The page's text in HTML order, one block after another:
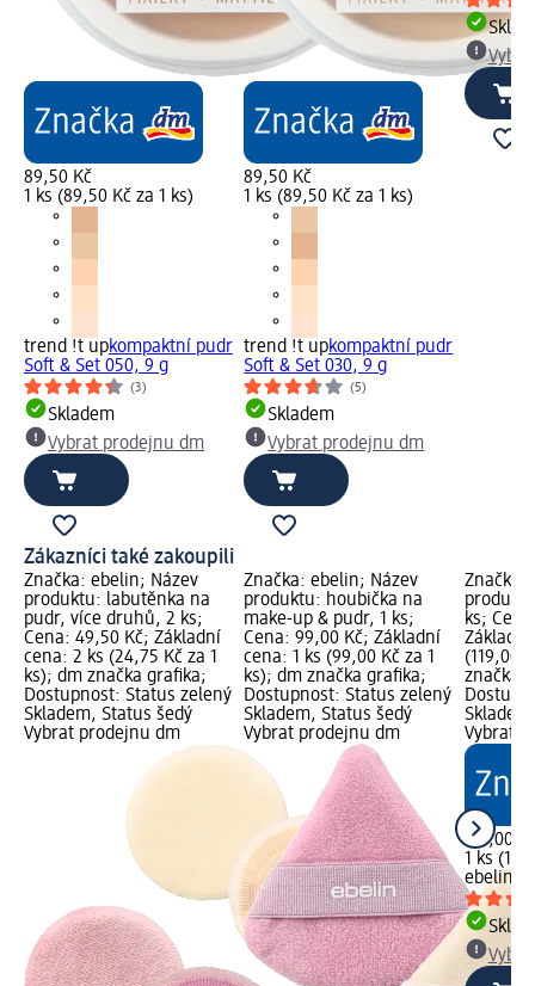
89,50 Kč
1 ks (89,50 Kč za 1 ks)
trend !t upkompaktní pudr
Soft & Set 050, 9 g
(3)
Skladem
Vybrat prodejnu dm
89,50 Kč
1 ks (89,50 Kč za 1 ks)
trend !t upkompaktní pudr
Soft & Set 030, 9 g
(5)
Skladem
Vybrat prodejnu dm
Zákazníci také zakoupili
Značka: ebelin; Název
produktu: labutěnka na
pudr, více druhů, 2 ks;
Cena: 49,50 Kč; Základní
cena: 2 ks (24,75 Kč za 1
ks); dm značka grafika;
Dostupnost: Status zelený
Skladem, Status šedý
Vybrat prodejnu dm
Značka: ebelin; Název
produktu: houbička na
make-up & pudr, 1 ks;
Cena: 99,00 Kč; Základní
cena: 1 ks (99,00 Kč za 1
ks); dm značka grafika;
Dostupnost: Status zelený
Skladem, Status šedý
Vybrat prodejnu dm
Značka:
ks;
Základní
(119,00
značka
Vybrat
119,00
1 ks
ebelin